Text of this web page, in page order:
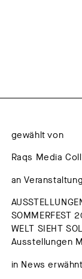
gewählt von
Raqs Media
an
SOMMERFEST
WELT SIEHT
Ausstellungen
in News erwähnt